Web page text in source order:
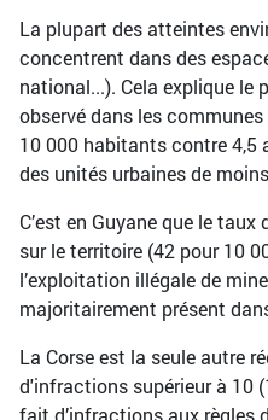
La plupart des atteintes
concentrent dans des
national...). Cela explique
observé dans les
10 000 habitants contre 4,5
des unités urbaines de
C’est en Guyane que le
sur le territoire (42 pour 10
l’exploitation illégale de
majoritairement présent
La Corse est la seule autre
d'infractions supérieur à 10
fait d’infractions aux règles